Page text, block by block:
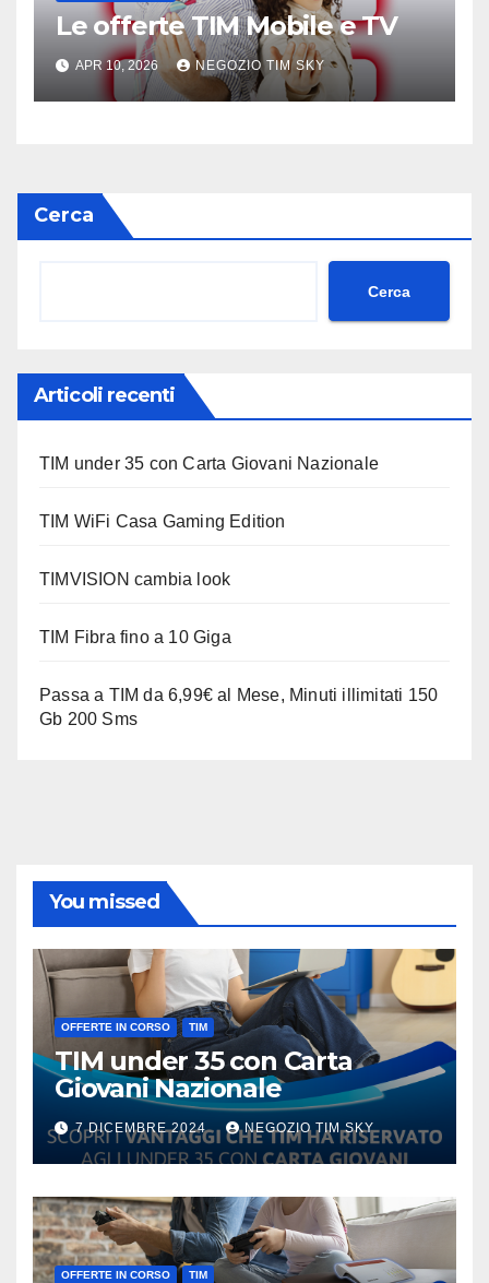
Le offerte TIM Mobile e TV
APR 10, 2026 NEGOZIO TIM SKY
Cerca
Cerca
Articoli recenti
TIM under 35 con Carta Giovani Nazionale
TIM WiFi Casa Gaming Edition
TIMVISION cambia look
TIM Fibra fino a 10 Giga
Passa a TIM da 6,99€ al Mese, Minuti illimitati 150
Gb 200 Sms
You missed
OFFERTE IN CORSO TIM
TIM under 35 con Carta
Giovani Nazionale
7 DICEMBRE 2024 NEGOZIO TIM SKY
OFFERTE IN CORSO TIM